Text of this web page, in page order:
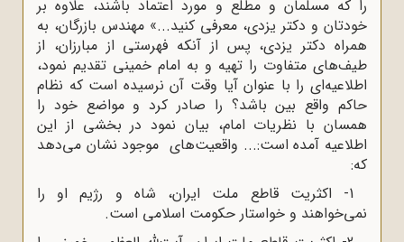
را که مسلمان و مطلع و مورد اعتماد باشند، علاوه بر
خودتان و دکتر یزدی، معرفی کنید...» مهندس بازرگان، به
همراه دکتر یزدی، پس از آنکه فهرستی از مبارزان، از
طیف‌های متفاوت را تهیه و به امام خمینی تقدیم نمود،
اطلاعیه‌ای را با عنوان آیا وقت آن نرسیده است که نظام
حاکم واقع بین باشد؟ را صادر کرد و مواضع خود را
همسان با نظریات امام، بیان نمود در بخشی از این
اطلاعیه آمده است:... واقعیت‌های موجود نشان می‌دهد
که:
1- اکثریت قاطع ملت ایران، شاه و رژیم او را
نمی‌خواهند و خواستار حکومت اسلامی است.